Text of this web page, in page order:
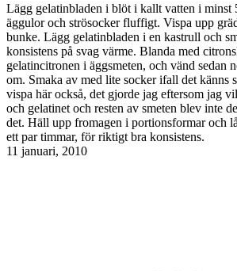
Lägg gelatinbladen i blöt i kallt vatten i minst
äggulor och strösocker fluffigt. Vispa upp
bunke. Lägg gelatinbladen i en kastrull och
konsistens på svag värme. Blanda med
gelatincitronen i äggsmeten, och vänd sedan
om. Smaka av med lite socker ifall det känns
vispa här också, det gjorde jag eftersom jag
och gelatinet och resten av smeten blev inte
det. Häll upp fromagen i portionsformar och
ett par timmar, för riktigt bra konsistens.
11 januari, 2010